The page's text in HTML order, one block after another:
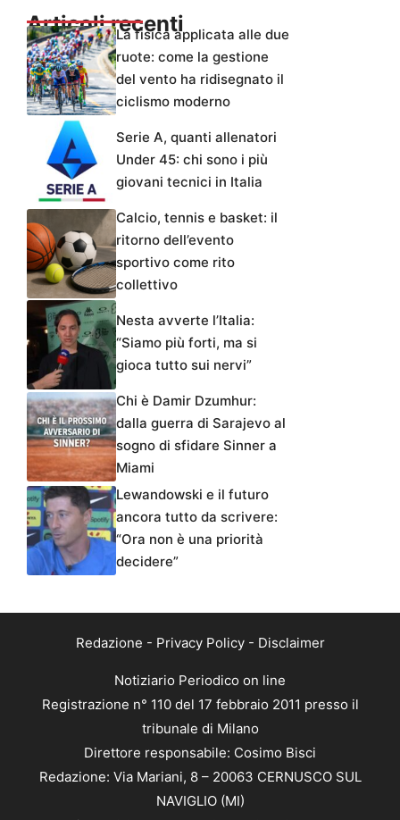
Articoli recentiLa fisica applicata alle due
ruote: come la gestione
del vento ha ridisegnato il
ciclismo moderno
Serie A, quanti allenatori
Under 45: chi sono i più
giovani tecnici in Italia
Calcio, tennis e basket: il
ritorno dell’evento
sportivo come rito
collettivo
Nesta avverte l’Italia:
“Siamo più forti, ma si
gioca tutto sui nervi”
Chi è Damir Dzumhur:
dalla guerra di Sarajevo al
sogno di sfidare Sinner a
Miami
Lewandowski e il futuro
ancora tutto da scrivere:
“Ora non è una priorità
decidere”
Redazione - Privacy Policy- Disclaimer
Notiziario Periodico on line
Registrazione n° 110 del 17 febbraio 2011 presso il
tribunale di Milano
Direttore responsabile: Cosimo Bisci
Redazione: Via Mariani, 8 – 20063 CERNUSCO SUL
NAVIGLIO (MI)